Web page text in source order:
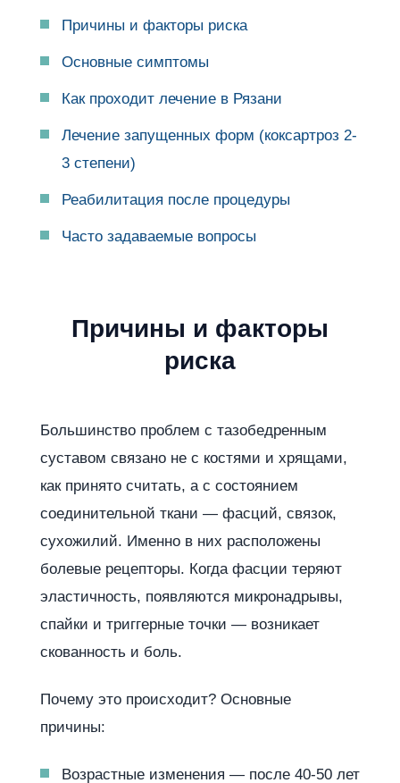
Причины и факторы риска
Основные симптомы
Как проходит лечение в Рязани
Лечение запущенных форм (коксартроз 2-
3 степени)
Реабилитация после процедуры
Часто задаваемые вопросы
Причины и факторы
риска
Большинство проблем с тазобедренным
суставом связано не с костями и хрящами,
как принято считать, а с состоянием
соединительной ткани — фасций, связок,
сухожилий. Именно в них расположены
болевые рецепторы. Когда фасции теряют
эластичность, появляются микронадрывы,
спайки и триггерные точки — возникает
скованность и боль.
Почему это происходит? Основные
причины:
Возрастные изменения — после 40-50 лет